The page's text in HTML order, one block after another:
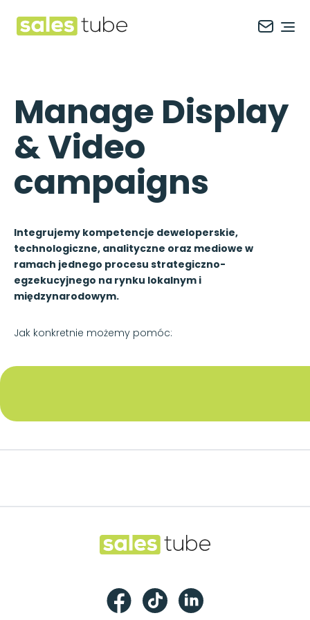
Salestube
Manage Display
& Video
campaigns
Integrujemy kompetencje deweloperskie,
technologiczne, analityczne oraz mediowe w
ramach jednego procesu strategiczno-
egzekucyjnego na rynku lokalnym i
międzynarodowym.
Jak konkretnie możemy pomóc:
Salestube
FacebookTikTok LinkedIn